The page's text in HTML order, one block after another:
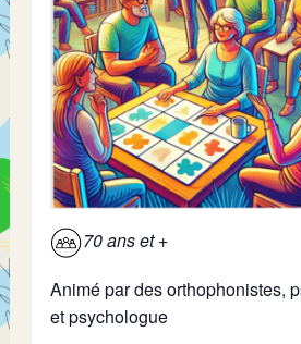
70 ans et +
Animé par des orthophonistes,
et psychologue